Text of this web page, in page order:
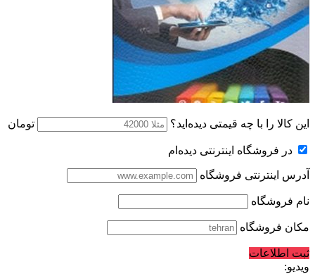
این کالا را با چه قیمتی دیده‌اید؟ تومان
در فروشگاه اینترنتی دیده‌ام
آدرس اینترنتی فروشگاه
نام فروشگاه
مکان فروشگاه
ثبت اطلاعات
ویدیو: